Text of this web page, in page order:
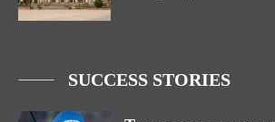
SUCCESS STORIES